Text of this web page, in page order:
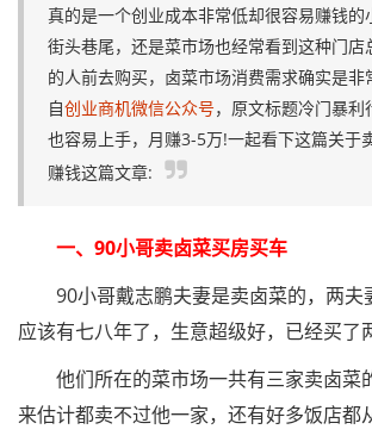
真的是一个创业成本非常低却很容易赚钱的
街头巷尾，还是菜市场也经常看到这种门店
的人前去购买，卤菜市场消费需求确实是非
自创业商机微信公众号，原文标题冷门暴
也容易上手，月赚3-5万!一起看下这篇关于
赚钱这篇文章:
一、90小哥卖卤菜买房买车
90小哥戴志鹏夫妻是卖卤菜的，两夫
应该有七八年了，生意超级好，已经买了
他们所在的菜市场一共有三家卖卤菜
来估计都卖不过他一家，还有好多饭店都